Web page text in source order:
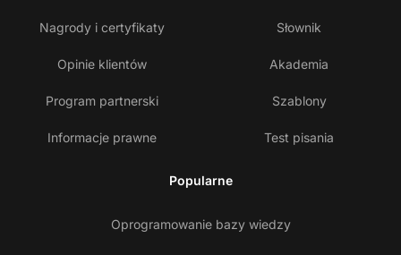
Nagrody i certyfikaty
Opinie klientów
Program partnerski
Informacje prawne
Słownik
Akademia
Szablony
Test pisania
Popularne
Oprogramowanie bazy wiedzy